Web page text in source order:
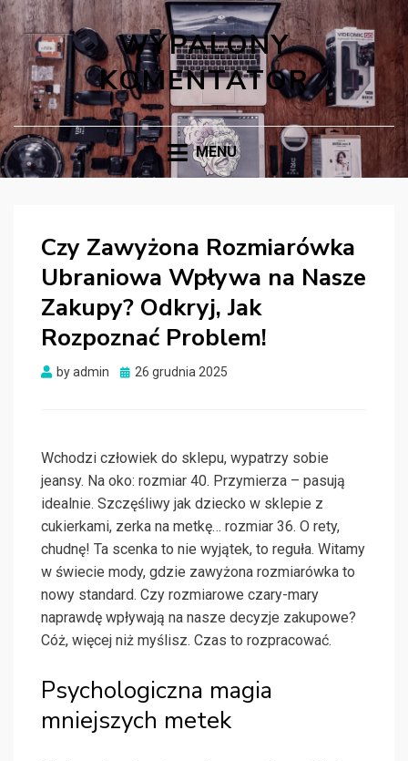
WYPALONY
KOMENTATOR
MENU
Czy Zawyżona Rozmiarówka
Ubraniowa Wpływa na Nasze
Zakupy? Odkryj, Jak
Rozpoznać Problem!
byadmin
Posted
26 grudnia 2025
Wchodzi człowiek do sklepu, wypatrzy sobie
jeansy. Na oko: rozmiar 40. Przymierza – pasują
idealnie. Szczęśliwy jak dziecko w sklepie z
cukierkami, zerka na metkę… rozmiar 36. O rety,
chudnę! Ta scenka to nie wyjątek, to reguła. Witamy
w świecie mody, gdzie zawyżona rozmiarówka to
nowy standard. Czy rozmiarowe czary-mary
naprawdę wpływają na nasze decyzje zakupowe?
Cóż, więcej niż myślisz. Czas to rozpracować.
Psychologiczna magia
mniejszych metek